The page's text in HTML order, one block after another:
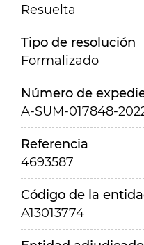
Resuelta
Tipo de resolución
Formalizado
Número de
A-SUM-017848-
Referencia
4693587
Código de la
A13013774